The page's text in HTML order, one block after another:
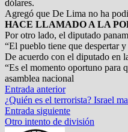
dólares.
Agregó que De Lima no ha
HACE LLAMADO A LA
Por otro lado, el diputado
“El pueblo tiene que despertar
De acuerdo con el diputado en
“Es el momento oportuno para
asamblea nacional
Navegación
de
entradas
Entrada anteriorEntrada
anterior:
¿Quién es el terrorista? Israel
Entrada siguienteEntrada
siguiente:
Otro intento de división